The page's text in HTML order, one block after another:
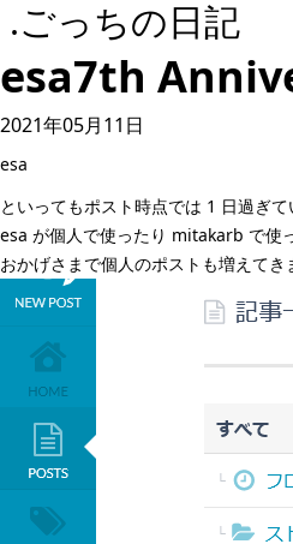
.ごっちの日記
esa7th
2021年05月11日
esa
といってもポスト時点では 1 日過ぎ
esa が個人で使ったり mitakarb で使
おかげさまで個人のポストも増えて